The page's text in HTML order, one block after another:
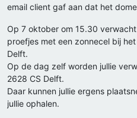
email client gaf aan dat het
Op 7 oktober om 15.30
proefjes met een zonnecel bij
Delft.
Op de dag zelf worden jullie
2628 CS Delft.
Daar kunnen jullie ergens
jullie ophalen.